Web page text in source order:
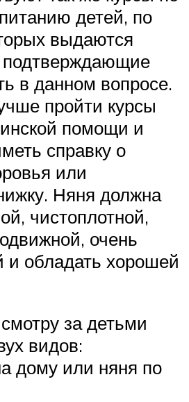
детей, по
выдаются
в данном вопросе.
пройти курсы
помощи и
справку о
или
Няня должна
чистоплотной,
очень
и обладать хорошей
за детьми
видов:
дому или няня по